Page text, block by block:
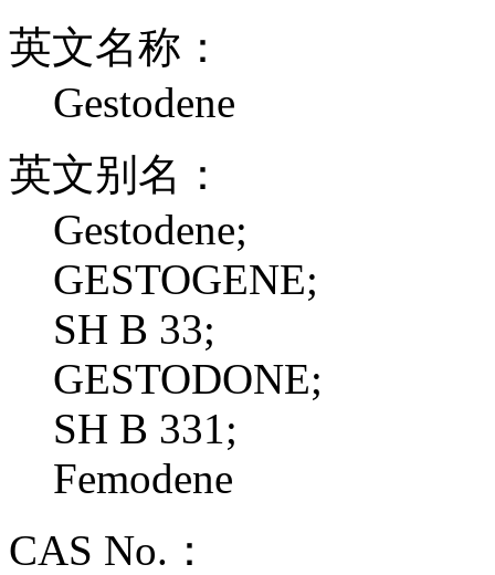
英文名称：
Gestodene
英文别名：
Gestodene;
GESTOGENE;
SH B 33;
GESTODONE;
SH B 331;
Femodene
CAS No.：